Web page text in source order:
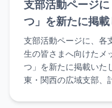
支部活動ページ
つ」を新たに掲
支部活動ページに、各
生の皆さまへ向けたメ
つ」を新たに掲載いた
東・関西の広域支部、